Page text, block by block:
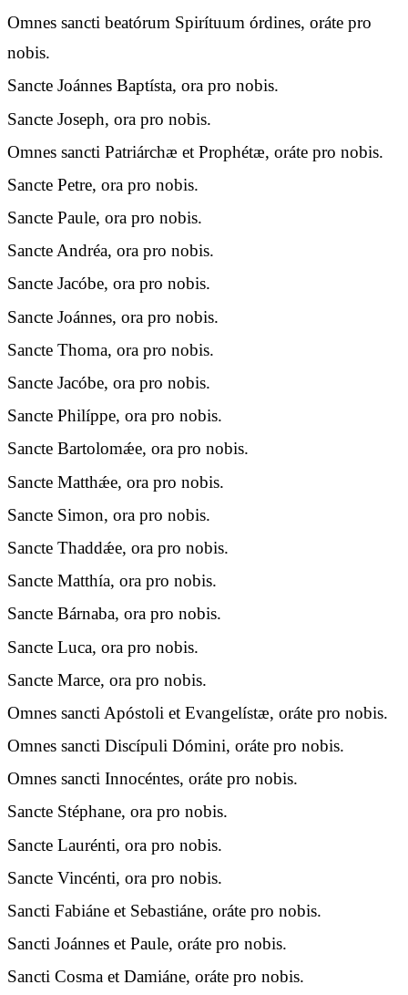
Omnes sancti beatórum Spirítuum órdines, oráte pro
nobis.
Sancte Joánnes Baptísta, ora pro nobis.
Sancte Joseph, ora pro nobis.
Omnes sancti Patriárchæ et Prophétæ, oráte pro nobis.
Sancte Petre, ora pro nobis.
Sancte Paule, ora pro nobis.
Sancte Andréa, ora pro nobis.
Sancte Jacóbe, ora pro nobis.
Sancte Joánnes, ora pro nobis.
Sancte Thoma, ora pro nobis.
Sancte Jacóbe, ora pro nobis.
Sancte Philíppe, ora pro nobis.
Sancte Bartolomǽe, ora pro nobis.
Sancte Matthǽe, ora pro nobis.
Sancte Simon, ora pro nobis.
Sancte Thaddǽe, ora pro nobis.
Sancte Matthía, ora pro nobis.
Sancte Bárnaba, ora pro nobis.
Sancte Luca, ora pro nobis.
Sancte Marce, ora pro nobis.
Omnes sancti Apóstoli et Evangelístæ, oráte pro nobis.
Omnes sancti Discípuli Dómini, oráte pro nobis.
Omnes sancti Innocéntes, oráte pro nobis.
Sancte Stéphane, ora pro nobis.
Sancte Laurénti, ora pro nobis.
Sancte Vincénti, ora pro nobis.
Sancti Fabiáne et Sebastiáne, oráte pro nobis.
Sancti Joánnes et Paule, oráte pro nobis.
Sancti Cosma et Damiáne, oráte pro nobis.